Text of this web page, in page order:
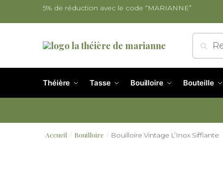
5% de réduction avec le code “MARIANNE”
Théière Tasse Bouilloire Bouteille
Accueil / Bouilloire / Bouilloire Vintage L’Inox Sifflante